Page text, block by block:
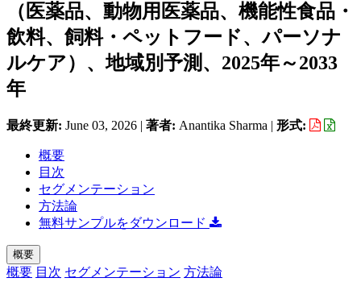
（医薬品、動物用医薬品、機能性食品・
飲料、飼料・ペットフード、パーソナ
ルケア）、地域別予測、2025年～2033
年
最終更新: June 03, 2026 | 著者: Anantika Sharma | 形式:
概要
目次
セグメンテーション
方法論
無料サンプルをダウンロード
概要
概要 目次 セグメンテーション 方法論